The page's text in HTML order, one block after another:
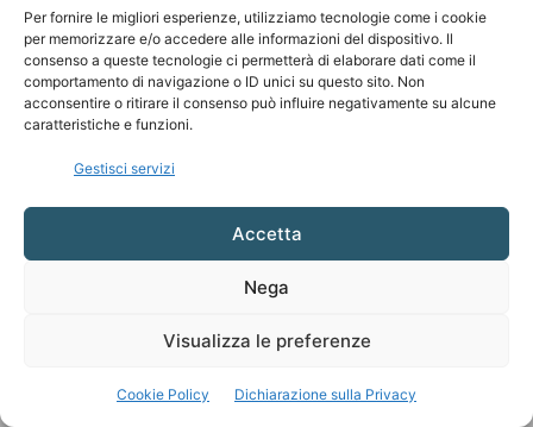
Per fornire le migliori esperienze, utilizziamo tecnologie come i cookie
per memorizzare e/o accedere alle informazioni del dispositivo. Il
consenso a queste tecnologie ci permetterà di elaborare dati come il
comportamento di navigazione o ID unici su questo sito. Non
acconsentire o ritirare il consenso può influire negativamente su alcune
caratteristiche e funzioni.
Gestisci servizi
Accetta
Nega
Visualizza le preferenze
Cookie Policy Dichiarazione sulla Privacy